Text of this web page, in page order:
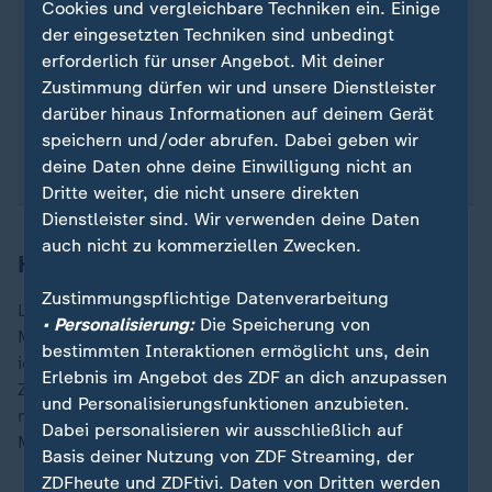
Amtszeit ein Kind: Die frühere Familienministerin
Kristina Schröder (CDU) im Jahr 2011 und
Manuela Schwesig (SPD) im Jahr 2016 - auch sie
war Familienministerin. Beide ließen sich für eine
kurze Auszeit vertreten und kehrten nach der
Geburt in ihr Amt zurück.
Hubertz erwartet ihr Kind im Januar
Laut dem "Trierischen Volksfreund" erwartet die
Ministerin im Januar ihr erstes Kind. "Mein Partner und
ich sind überglücklich", sagte die 37-Jährige der
Zeitung - ohne allerdings den Namen des Vaters zu
nennen. Von Dezember bis Anfang März will die
Ministerin eine berufliche Auszeit nehmen.
Cookies und vergleichbare Techniken ein. Einige
der eingesetzten Techniken sind unbedingt
erforderlich für unser Angebot. Mit deiner
Zustimmung dürfen wir und unsere Dienstleister
darüber hinaus Informationen auf deinem Gerät
speichern und/oder abrufen. Dabei geben wir
deine Daten ohne deine Einwilligung nicht an
Dritte weiter, die nicht unsere direkten
Dienstleister sind. Wir verwenden deine Daten
auch nicht zu kommerziellen Zwecken.
Zustimmungspflichtige Datenverarbeitung
• Personalisierung:Die Speicherung von
bestimmten Interaktionen ermöglicht uns, dein
Erlebnis im Angebot des ZDF an dich anzupassen
und Personalisierungsfunktionen anzubieten.
Dabei personalisieren wir ausschließlich auf
Basis deiner Nutzung von ZDF Streaming, der
ZDFheute und ZDFtivi. Daten von Dritten werden